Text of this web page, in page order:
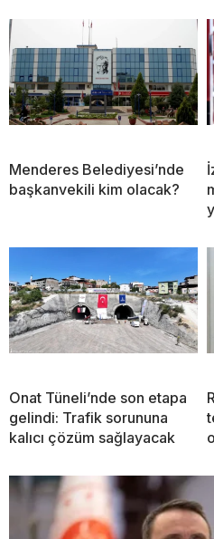
Menderes Belediyesi’nde
başkanvekili kim olacak?
Onat Tüneli’nde son etapa
gelindi: Trafik sorununa
kalıcı çözüm sağlayacak